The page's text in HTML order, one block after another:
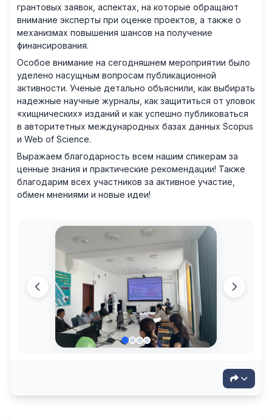
грантовых заявок, аспектах, на которые обращают
внимание эксперты при оценке проектов, а также о
механизмах повышения шансов на получение
финансирования.
Особое внимание на сегодняшнем мероприятии было
уделено насущным вопросам публикационной
активности. Ученые детально объяснили, как выбирать
надежные научные журналы, как защититься от уловок
«хищнических» изданий и как успешно публиковаться
в авторитетных международных базах данных Scopus
и Web of Science.
Выражаем благодарность всем нашим спикерам за
ценные знания и практические рекомендации! Также
благодарим всех участников за активное участие,
обмен мнениями и новые идеи!